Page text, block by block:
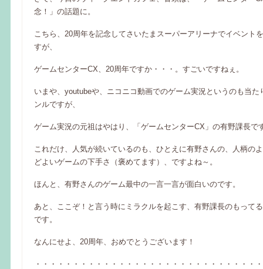
念！」の話題に。
こちら、20周年を記念してさいたまスーパーアリーナでイベント
すが、
ゲームセンターCX、20周年ですか・・・。すごいですねぇ。
いまや、youtubeや、ニコニコ動画でのゲーム実況というのも当た
ンルですが、
ゲーム実況の元祖はやはり、「ゲームセンターCX」の有野課長で
これだけ、人気が続いているのも、ひとえに有野さんの、人柄の
どよいゲームの下手さ（褒めてます）、ですよね～。
ほんと、有野さんのゲーム最中の一言一言が面白いのです。
あと、ここぞ！と言う時にミラクルを起こす、有野課長のもって
です。
なんにせよ、20周年、おめでとうございます！
・・・・・・・・・・・・・・・・・・・・・・・・・・・・・